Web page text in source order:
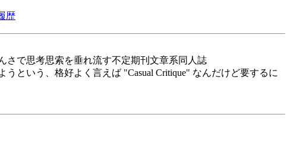
歴
さで思考思索を垂れ流す不定期刊文章系同人誌
という、格好よく言えば "Casual Critique" なんだけど要するに